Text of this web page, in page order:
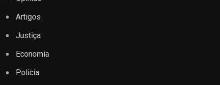
Artigos
Justiça
Economia
Policia